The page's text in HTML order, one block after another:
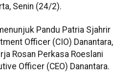
Senin (24/2).
Pandu Patria Sjahrir
Officer (CIO) Danantara,
Rosan Perkasa Roeslani
Officer (CEO) Danantara.